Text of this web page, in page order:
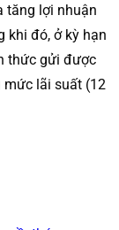
tăng lợi nhuận
khi đó, ở kỳ hạn
thức gửi được
mức lãi suất (12